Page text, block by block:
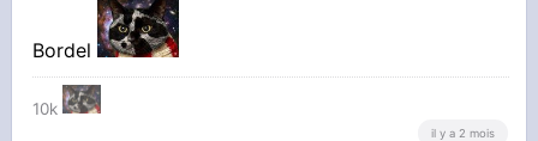
Ce poulet est vraiment délicieux
Bordel
10k
il y a 2 mois